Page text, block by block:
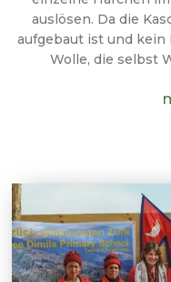
auslösen. Da die
aufgebaut ist und kein
Wolle, die selbst